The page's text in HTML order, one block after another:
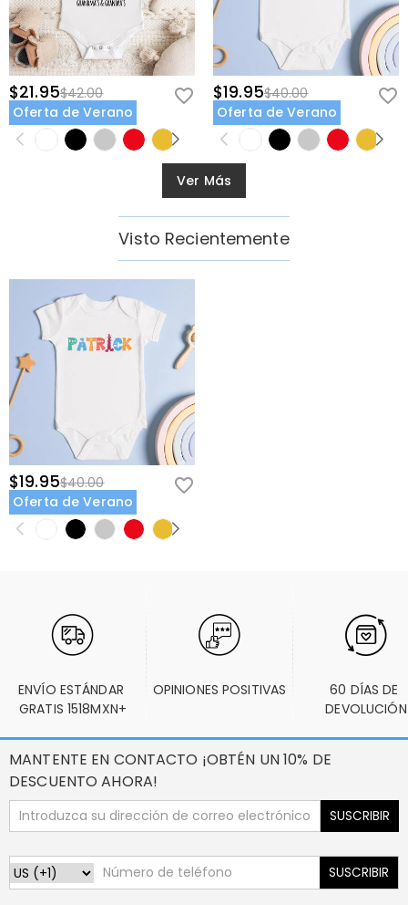
$21.95$42.00
Oferta de Verano
$19.95$40.00
Oferta de Verano
Ver Más
Visto Recientemente
$19.95$40.00
Oferta de Verano
ENVÍO ESTÁNDAR
GRATIS 1518MXN+
OPINIONES POSITIVAS
60 DÍAS DE
DEVOLUCIÓN
MANTENTE EN CONTACTO ¡OBTÉN UN 10% DE
DESCUENTO AHORA!
SUSCRIBIR
SUSCRIBIR